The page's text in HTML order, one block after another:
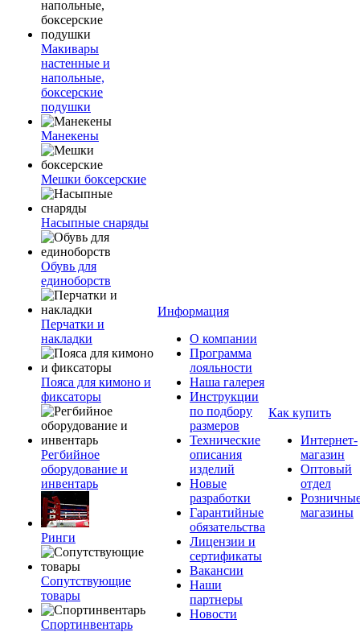
Макивары
настенные и
напольные,
боксерские
подушки
Манекены
Мешки боксерские
Насыпные снаряды
Обувь для
единоборств
Перчатки и
накладки
Пояса для кимоно и
фиксаторы
Регбийное
оборудование и
инвентарь
Ринги
Сопутствующие
товары
Спортинвентарь
Информация
О компании
Программа
лояльности
Наша галерея
Инструкции
по подбору
размеров
Технические
описания
изделий
Новые
разработки
Гарантийные
обязательства
Лицензии и
сертификаты
Вакансии
Наши
партнеры
Новости
Как купить
Интернет-
магазин
Оптовый
отдел
магазины